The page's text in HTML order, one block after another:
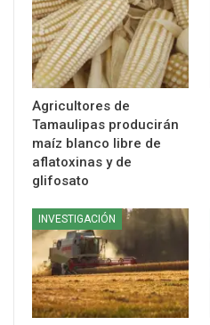
Agricultores de
Tamaulipas producirán
maíz blanco libre de
aflatoxinas y de
glifosato
INVESTIGACIÓN